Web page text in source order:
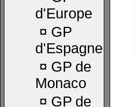
d'Europe
¤ GP
d'Espagne
¤ GP de
Monaco
¤ GP de